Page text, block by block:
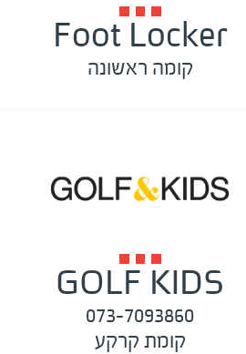
Foot Locker
קומה ראשונה
GOLF KIDS
073-7093860
קומת קרקע